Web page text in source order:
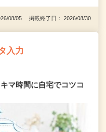
08/05 掲載終了日： 2026/08/30
入力
マ時間に自宅でコツコ